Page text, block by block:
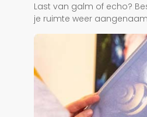
Last van galm of echo?
je ruimte weer